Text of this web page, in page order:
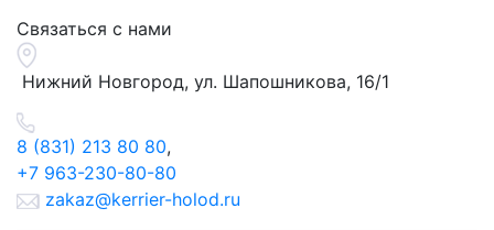
Связаться с нами
Нижний Новгород, ул. Шапошникова, 16/1
8 (831) 213 80 80,
+7 963-230-80-80
zakaz@kerrier-holod.ru